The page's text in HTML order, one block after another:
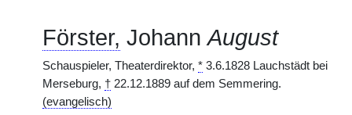
Förster, JohannAugust
Schauspieler, Theaterdirektor, * 3.6.1828 Lauchstädt bei
Merseburg, † 22.12.1889 auf dem Semmering.
(evangelisch)